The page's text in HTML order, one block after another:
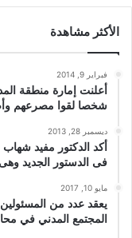
الأكثر مشاهدة
فبراير 9, 2014
شخصا لقوا مصرعهم وأصيب 130 آخرون
ديسمبر 28, 2013
أكد الدكتور مفيد
فى الدستور الجديد وهى المادة 93 للتأكيد
مايو 10, 2017
يعقد عدد من
المجتمع المدني في